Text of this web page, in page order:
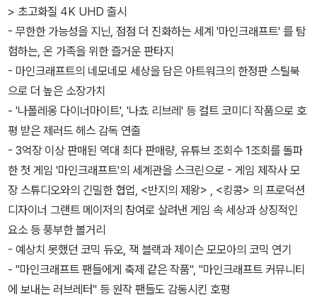
> 초고화질 4K UHD 출시
- 무한한 가능성을 지닌, 점점 더 진화하는 세계 '마인크래프트' 를 탐
험하는, 온 가족을 위한 즐거운 판타지
- 마인크래프트의 네모네모 세상을 담은 아트워크의 한정판 스틸북
으로 더 높은 소장가치
- '나폴레옹 다이너마이트', '나쵸 리브레' 등 컬트 코미디 작품으로 호
평 받은 제러드 헤스 감독 연출
- 3억장 이상 판매된 역대 최다 판매량, 유튜브 조회수 1조회를 돌파
한 첫 게임 '마인크래프트'의 세계관을 스크린으로 - 게임 제작사 모
장 스튜디오와의 긴밀한 협업, <반지의 제왕> , <킹콩> 의 프로덕션
디자이너 그랜트 메이저의 참여로 살려낸 게임 속 세상과 상징적인
요소 등 풍부한 볼거리
- 예상치 못했던 코믹 듀오, 잭 블랙과 제이슨 모모아의 코믹 연기
- "마인크래프트 팬들에게 축제 같은 작품", "마인크래프트 커뮤니티
에 보내는 러브레터" 등 원작 팬들도 감동시킨 호평